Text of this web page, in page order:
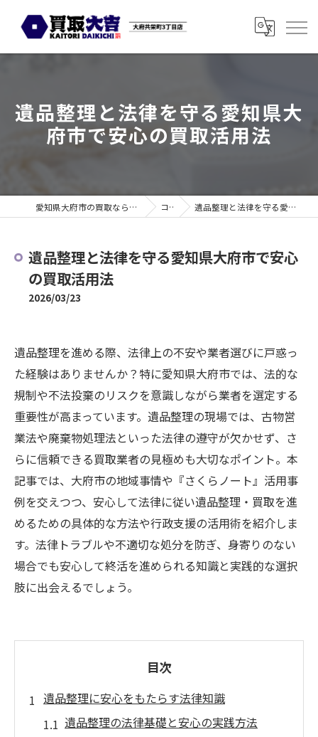
遺品整理と法律を守る愛知県大
府市で安心の買取活用法
愛知県大府市の買取なら買取大吉 大府共栄町3丁目店 コラム 遺品整理と法律を守る愛知県大府市で安心の買取活用法
遺品整理と法律を守る愛知県大府市で安心
の買取活用法
2026/03/23
遺品整理を進める際、法律上の不安や業者選びに戸惑っ
た経験はありませんか？特に愛知県大府市では、法的な
規制や不法投棄のリスクを意識しながら業者を選定する
重要性が高まっています。遺品整理の現場では、古物営
業法や廃棄物処理法といった法律の遵守が欠かせず、さ
らに信頼できる買取業者の見極めも大切なポイント。本
記事では、大府市の地域事情や『さくらノート』活用事
例を交えつつ、安心して法律に従い遺品整理・買取を進
めるための具体的な方法や行政支援の活用術を紹介しま
す。法律トラブルや不適切な処分を防ぎ、身寄りのない
場合でも安心して終活を進められる知識と実践的な選択
肢に出会えるでしょう。
目次
遺品整理に安心をもたらす法律知識
遺品整理の法律基礎と安心の実践方法